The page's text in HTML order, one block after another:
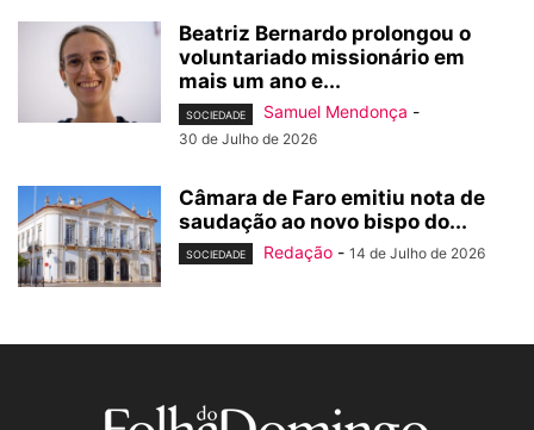
Beatriz Bernardo prolongou o
voluntariado missionário em
mais um ano e...
SOCIEDADE Samuel Mendonça -
30 de Julho de 2026
Câmara de Faro emitiu nota de
saudação ao novo bispo do...
SOCIEDADE Redação - 14 de Julho de 2026